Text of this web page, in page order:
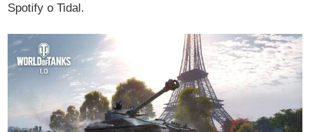
Spotify o Tidal.